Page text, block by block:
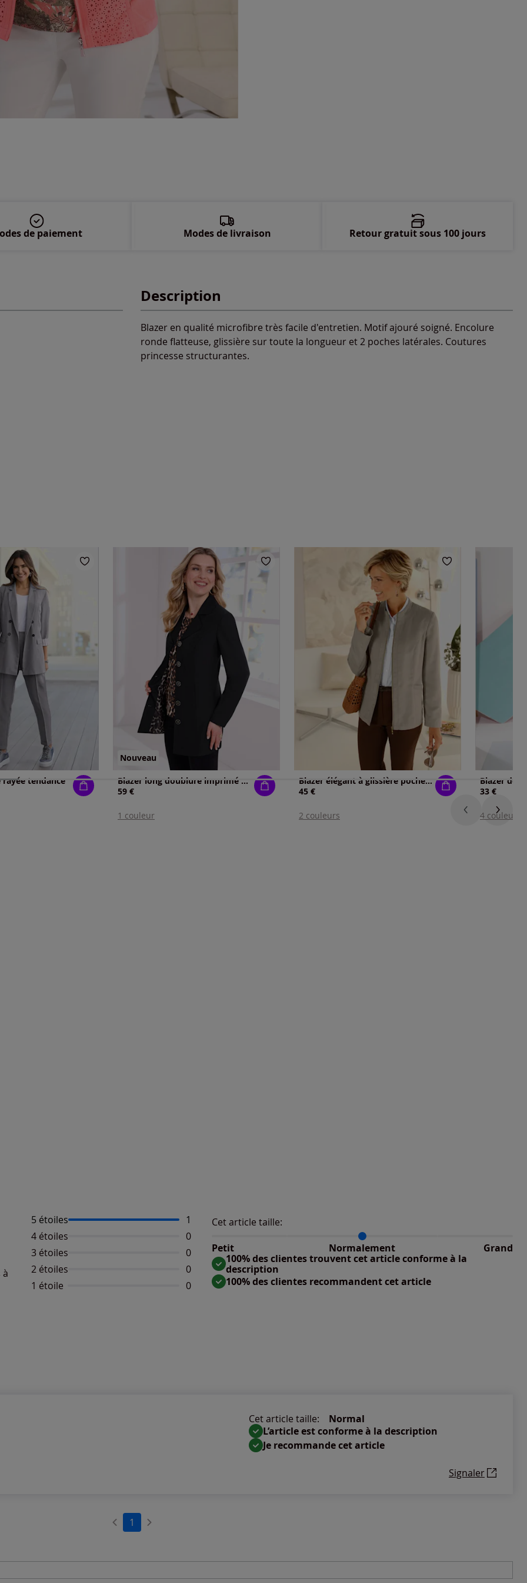
Description
Blazer en qualité microfibre très facile d'entretien. Motif ajouré soigné. Encolure
ronde flatteuse, glissière sur toute la longueur et 2 poches latérales. Coutures
princesse structurantes.
de paiement Modes de livraison Retour gratuit sous 100 jours
tendance
Nouveau
Blazer long doublure imprimé animal
59 €
1 couleur
Blazer élégant à glissière poches plaquées
45 €
2 couleurs
33 €
4 couleurs
à
5 étoiles Nombre d'avis :
1
4 étoiles
Aucun avis disponible
0
3 étoiles
Aucun avis disponible
0
2 étoiles
Aucun avis disponible
0
1 étoile
Aucun avis disponible
0
Cet article taille:
Petit
Normalement Grand
Répartition du taillant selon les avis clients
Taille grand : 0%
100% des clientes trouvent cet article conforme à la
description
100% des clientes recommandent cet article
Cet article taille:
Normal
L’article est conforme à la description
Je recommande cet article
Signaler
1